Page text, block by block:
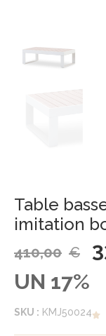
Table
imitation
410,00 €
UN 17%
SKU : KMJ50024